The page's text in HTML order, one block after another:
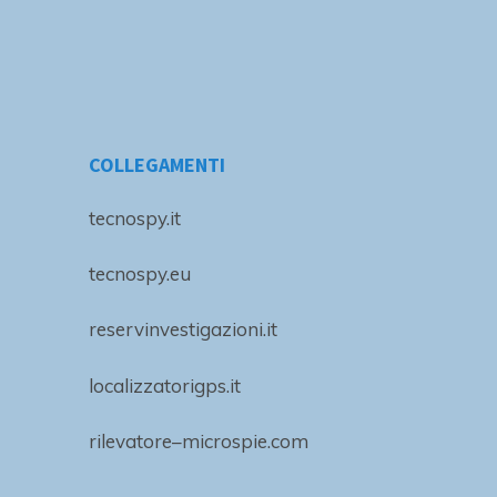
COLLEGAMENTI
tecnospy.it
tecnospy.eu
reservinvestigazioni.it
localizzatorigps.it
rilevatore–microspie.com